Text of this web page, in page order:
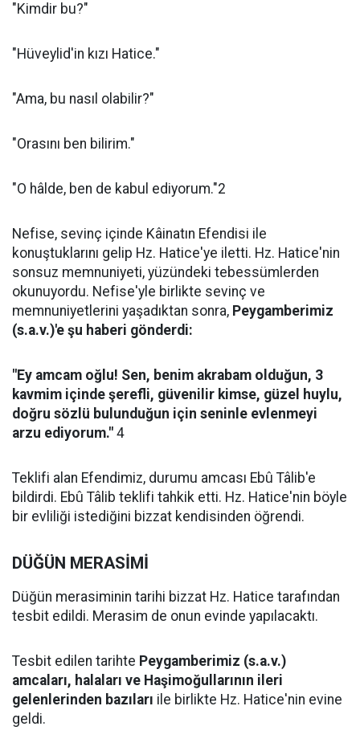
"Kimdir bu?"
"Hüveylid'in kızı Hatice."
"Ama, bu nasıl olabilir?"
"Orasını ben bilirim."
"O hâlde, ben de kabul ediyorum."2
Nefise, sevinç içinde Kâinatın Efendisi ile
konuştuklarını gelip Hz. Hatice'ye iletti. Hz. Hatice'nin
sonsuz memnuniyeti, yüzündeki tebessümlerden
okunuyordu. Nefise'yle birlikte sevinç ve
memnuniyetlerini yaşadıktan sonra, Peygamberimiz
(s.a.v.)'e şu haberi gönderdi:
"Ey amcam oğlu! Sen, benim akrabam olduğun, 3
kavmim içinde şerefli, güvenilir kimse, güzel huylu,
doğru sözlü bulunduğun için seninle evlenmeyi
arzu ediyorum." 4
Teklifi alan Efendimiz, durumu amcası Ebû Tâlib'e
bildirdi. Ebû Tâlib teklifi tahkik etti. Hz. Hatice'nin böyle
bir evliliği istediğini bizzat kendisinden öğrendi.
DÜĞÜN MERASİMİ
Düğün merasiminin tarihi bizzat Hz. Hatice tarafından
tesbit edildi. Merasim de onun evinde yapılacaktı.
Tesbit edilen tarihte Peygamberimiz (s.a.v.)
amcaları, halaları ve Haşimoğullarının ileri
gelenlerinden bazıları ile birlikte Hz. Hatice'nin evine
geldi.